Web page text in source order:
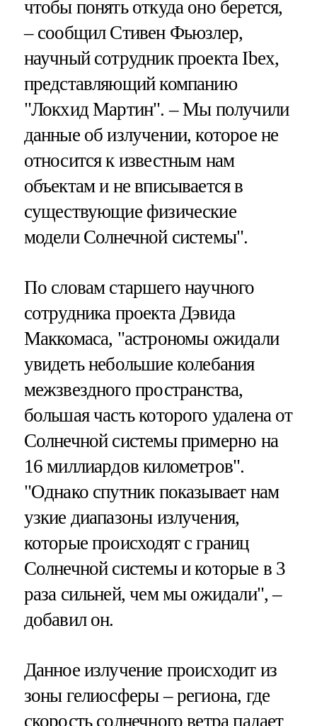
чтобы понять откуда оно берется,
– сообщил Стивен Фьюзлер,
научный сотрудник проекта Ibex,
представляющий компанию
"Локхид Мартин". – Мы получили
данные об излучении, которое не
относится к известным нам
объектам и не вписывается в
существующие физические
модели Солнечной системы".
По словам старшего научного
сотрудника проекта Дэвида
Маккомаса, "астрономы ожидали
увидеть небольшие колебания
межзвездного пространства,
большая часть которого удалена от
Солнечной системы примерно на
16 миллиардов километров".
"Однако спутник показывает нам
узкие диапазоны излучения,
которые происходят с границ
Солнечной системы и которые в 3
раза сильней, чем мы ожидали", –
добавил он.
Данное излучение происходит из
зоны гелиосферы – региона, где
скорость солнечного ветра падает